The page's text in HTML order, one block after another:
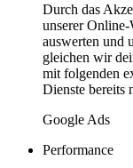
Durch das
unserer Online-
auswerten und
gleichen wir
mit folgenden
Dienste bereits
Google Ads
Performance